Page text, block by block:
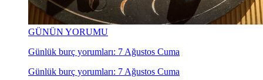
GÜNÜN YORUMU
Günlük burç yorumları: 7 Ağustos Cuma
Günlük burç yorumları: 7 Ağustos Cuma